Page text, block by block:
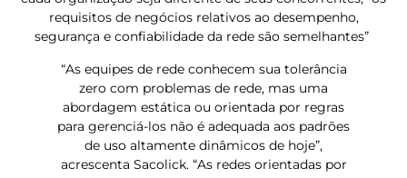
requisitos de negócios relativos ao desempenho,
segurança e confiabilidade da rede são semelhantes”
“As equipes de rede conhecem sua tolerância
zero com problemas de rede, mas uma
abordagem estática ou orientada por regras
para gerenciá-los não é adequada aos padrões
de uso altamente dinâmicos de hoje”,
acrescenta Sacolick. “As redes orientadas por